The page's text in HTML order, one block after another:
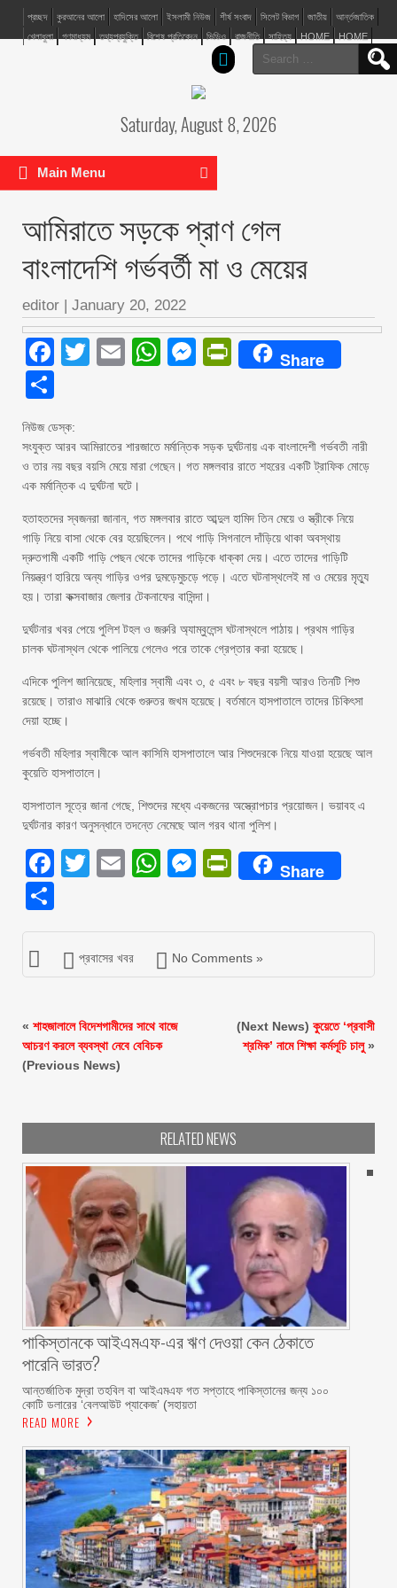
প্রচ্ছদ কুরআনের আলো হাদিসের আলো ইসলামী নিউজ শীর্ষ সংবাদ সিলেট বিভাগ জাতীয়
আর্ন্তজাতিক
খেলাধুলা
গণমাধ্যম তথ্যপ্রযুক্তি বিশেষ প্রতিবেদন ভিডিও রাজনীতি সাহিত্য HOME HOME
Search
for:
Saturday, August 8, 2026
Main Menu
আমিরাতে সড়কে প্রাণ গেল
বাংলাদেশি গর্ভবর্তী মা ও মেয়ের
editor | January 20, 2022
Facebook
Twitter
EmailWhatsApp
Messenger
PrintFriendly
Share
নিউজ ডেস্ক:
সংযুক্ত আরব আমিরাতের শারজাতে মর্মান্তিক সড়ক দুর্ঘটনায় এক বাংলাদেশী গর্ভবতী নারী
ও তার নয় বছর বয়সি মেয়ে মারা গেছেন। গত মঙ্গলবার রাতে শহরের একটি ট্রাফিক মোড়ে
এক মর্মান্তিক এ দুর্ঘটনা ঘটে।
হতাহতদের স্বজনরা জানান, গত মঙ্গলবার রাতে আব্দুল হামিদ তিন মেয়ে ও স্ত্রীকে নিয়ে
গাড়ি নিয়ে বাসা থেকে বের হয়েছিলেন। পথে গাড়ি সিগনালে দাঁড়িয়ে থাকা অবস্থায়
দ্রুতগামী একটি গাড়ি পেছন থেকে তাদের গাড়িকে ধাক্কা দেয়। এতে তাদের গাড়িটি
নিয়ন্ত্রণ হারিয়ে অন্য গাড়ির ওপর দুমড়েমুচড়ে পড়ে। এতে ঘটনাস্থলেই মা ও মেয়ের মৃত্যু
হয়। তারা কক্সবাজার জেলার টেকনাফের বাসিন্দা।
দুর্ঘটনার খবর পেয়ে পুলিশ টহল ও জরুরি অ্যাম্বুলেন্স ঘটনাস্থলে পাঠায়। প্রথম গাড়ির
চালক ঘটনাস্থল থেকে পালিয়ে গেলেও পরে তাকে গ্রেপ্তার করা হয়েছে।
এদিকে পুলিশ জানিয়েছে, মহিলার স্বামী এবং ৩, ৫ এবং ৮ বছর বয়সী আরও তিনটি শিশু
রয়েছে। তারাও মাঝারি থেকে গুরুতর জখম হয়েছে। বর্তমানে হাসপাতালে তাদের চিকিৎসা
দেয়া হচ্ছে।
গর্ভবতী মহিলার স্বামীকে আল কাসিমি হাসপাতালে আর শিশুদেরকে নিয়ে যাওয়া হয়েছে আল
কুয়েতি হাসপাতালে।
হাসপাতাল সূত্রে জানা গেছে, শিশুদের মধ্যে একজনের অস্ত্রোপচার প্রয়োজন। ভয়াবহ এ
দুর্ঘটনার কারণ অনুসন্ধানে তদন্তে নেমেছে আল গরব থানা পুলিশ।
Facebook
Twitter
EmailWhatsApp
Messenger
PrintFriendly
Share
প্রবাসের খবর No Comments »
« শাহজালালে বিদেশগামীদের সাথে বাজে
আচরণ করলে ব্যবস্থা নেবে বেবিচক
(Previous News)
(Next News) কুয়েতে ‘প্রবাসী
শ্রমিক’ নামে শিক্ষা কর্মসূচি চালু»
RELATED NEWS
পাকিস্তানকে আইএমএফ-এর ঋণ দেওয়া কেন ঠেকাতে
পারেনি ভারত?
আন্তর্জাতিক মুদ্রা তহবিল বা আইএমএফ গত সপ্তাহে পাকিস্তানের জন্য ১০০
কোটি ডলারের ‘বেলআউট প্যাকেজ’ (সহায়তা
READ MORE